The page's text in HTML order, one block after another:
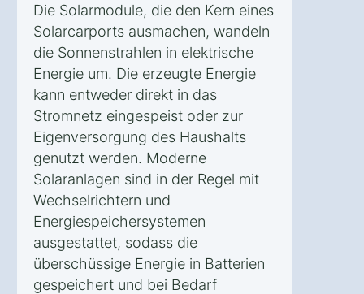
Die Solarmodule, die den Kern eines
Solarcarports ausmachen, wandeln
die Sonnenstrahlen in elektrische
Energie um. Die erzeugte Energie
kann entweder direkt in das
Stromnetz eingespeist oder zur
Eigenversorgung des Haushalts
genutzt werden. Moderne
Solaranlagen sind in der Regel mit
Wechselrichtern und
Energiespeichersystemen
ausgestattet, sodass die
überschüssige Energie in Batterien
gespeichert und bei Bedarf